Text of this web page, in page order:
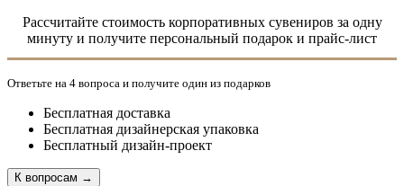
Рассчитайте стоимость корпоративных сувениров за одну
минуту и получите персональный подарок и прайс-лист
Ответьте на 4 вопроса и получите один из подарков
Бесплатная доставка
Бесплатная дизайнерская упаковка
Бесплатный дизайн-проект